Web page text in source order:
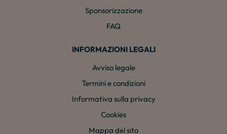
Sponsorizzazione
FAQ
INFORMAZIONI LEGALI
Avviso legale
Termini e condizioni
Informativa sulla privacy
Cookies
Mappa del sito